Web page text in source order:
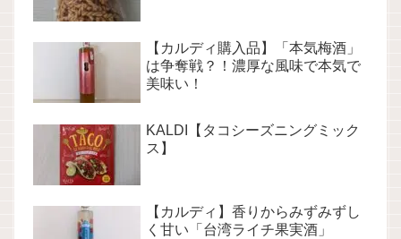
【カルディ購入品】「本気梅酒」
は争奪戦？！濃厚な風味で本気で
美味い！
KALDI【タコシーズニングミック
ス】
【カルディ】香りからみずみずし
く甘い「台湾ライチ果実酒」